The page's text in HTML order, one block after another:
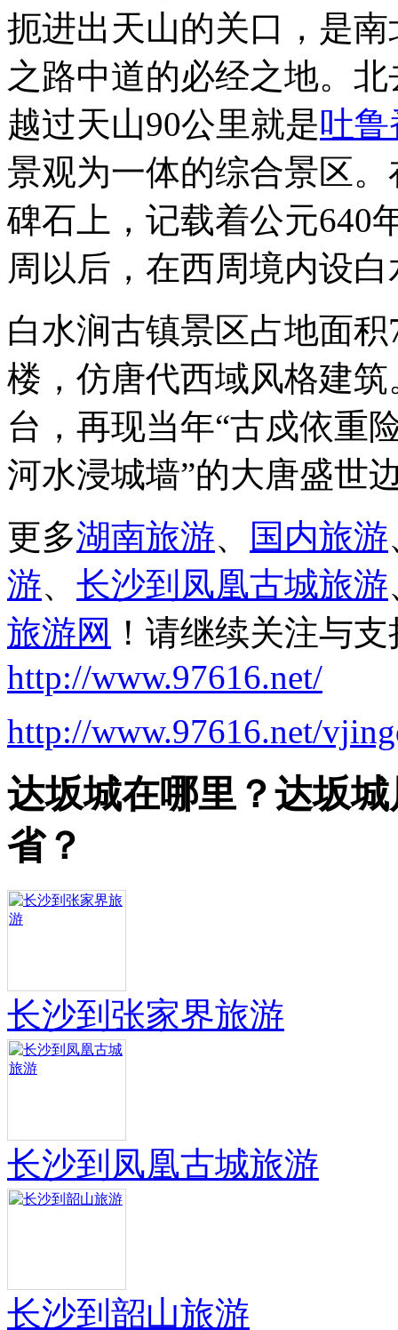
扼进出天山的关口，是
之路中道的必经之地。
越过天山90公里就是吐
景观为一体的综合景区。
碑石上，记载着公元640
周以后，在西周境内设
白水涧古镇景区占地面
楼，仿唐代西域风格建
台，再现当年“古戍依重
河水浸城墙”的大唐盛世
更多湖南旅游、 国内旅游
游、 长沙到凤凰古城旅游
旅游网 ！请继续关注与
http://www.97616.net/
http://www.97616.net/
达坂城在哪里？达坂
省？
长沙到张家界旅游
长沙到凤凰古城旅游
长沙到韶山旅游